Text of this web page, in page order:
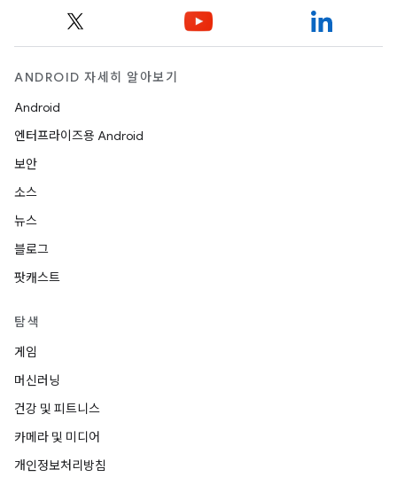
ANDROID 자세히 알아보기
Android
엔터프라이즈용 Android
보안
소스
뉴스
블로그
팟캐스트
탐색
게임
머신러닝
건강 및 피트니스
카메라 및 미디어
개인정보처리방침